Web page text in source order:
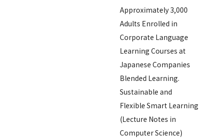
Approximately 3,000
Adults Enrolled in
Corporate Language
Learning Courses at
Japanese Companies
Blended Learning.
Sustainable and
Flexible Smart Learning
(Lecture Notes in
Computer Science)